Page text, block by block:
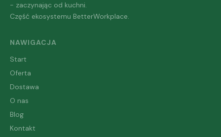
- zaczynając od kuchni.
Część ekosystemu BetterWorkplace.
NAWIGACJA
Start
Oferta
Dostawa
O nas
Blog
Kontakt